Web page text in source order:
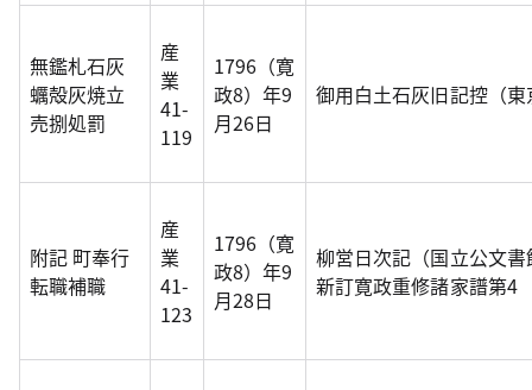
無鑑札石灰
蠣殻灰焼立
売捌処罰
産
業
41-
119
1796（寛
政8）年9
月26日
御用白土石灰旧記控（
附記 町奉行
転職補職
産
業
41-
123
1796（寛
政8）年9
月28日
柳営日次記（国立公文
新訂寛政重修諸家譜第4